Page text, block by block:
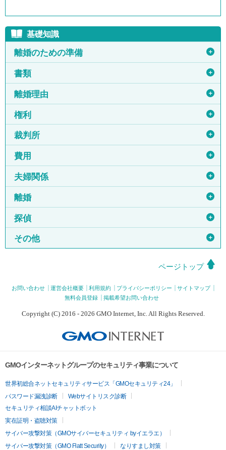
基礎知識
離婚のための準備 ＋
書類 ＋
離婚理由 ＋
権利 ＋
裁判所 ＋
費用 ＋
夫婦関係 ＋
離婚 ＋
探偵 ＋
その他 ＋
ページトップ
お問い合わせ 運営会社概要 利用規約 プライバシーポリシー
サイトマップ
無料会員登録
掲載希望お問い合わせ
Copyright (C) 2016 - 2026 GMO Internet, Inc. All Rights Reserved.
GMOインターネットグループのセキュリティ事業について
世界初総合ネットセキュリティサービス「GMOセキュリティ24」
パスワード漏洩診断
Webサイトリスク診断
セキュリティ相談AIチャットボット
実在証明・盗聴対策
サイバー攻撃対策（GMOサイバーセキュリティ byイエラエ）
サイバー攻撃対策（GMO Flatt Security）
なりすまし対策